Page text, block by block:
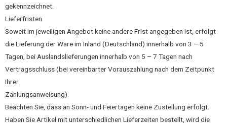
gekennzeichnet.
Lieferfristen
Soweit im jeweiligen Angebot keine andere Frist angegeben ist, erfolgt
die Lieferung der Ware im Inland (Deutschland) innerhalb von 3 – 5
Tagen, bei Auslandslieferungen innerhalb von 5 – 7 Tagen nach
Vertragsschluss (bei vereinbarter Vorauszahlung nach dem Zeitpunkt
Ihrer
Zahlungsanweisung).
Beachten Sie, dass an Sonn- und Feiertagen keine Zustellung erfolgt.
Haben Sie Artikel mit unterschiedlichen Lieferzeiten bestellt, wird die